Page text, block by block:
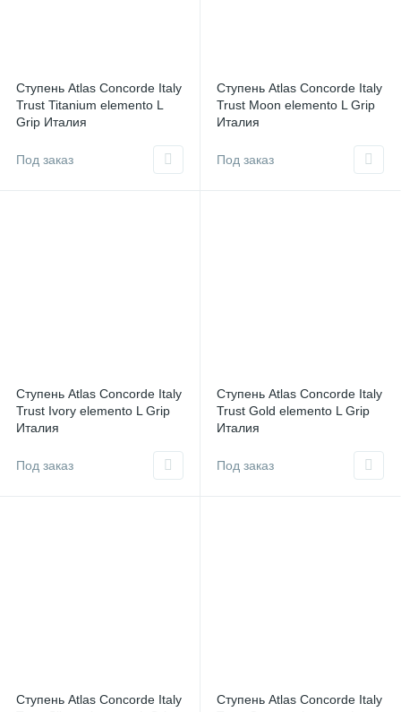
Ступень Atlas Concorde Italy
Trust Titanium elemento L
Grip Италия
Под заказ
Ступень Atlas Concorde Italy
Trust Moon elemento L Grip
Италия
Под заказ
Ступень Atlas Concorde Italy
Trust Ivory elemento L Grip
Италия
Под заказ
Ступень Atlas Concorde Italy
Trust Gold elemento L Grip
Италия
Под заказ
Ступень Atlas Concorde Italy
Ступень Atlas Concorde Italy